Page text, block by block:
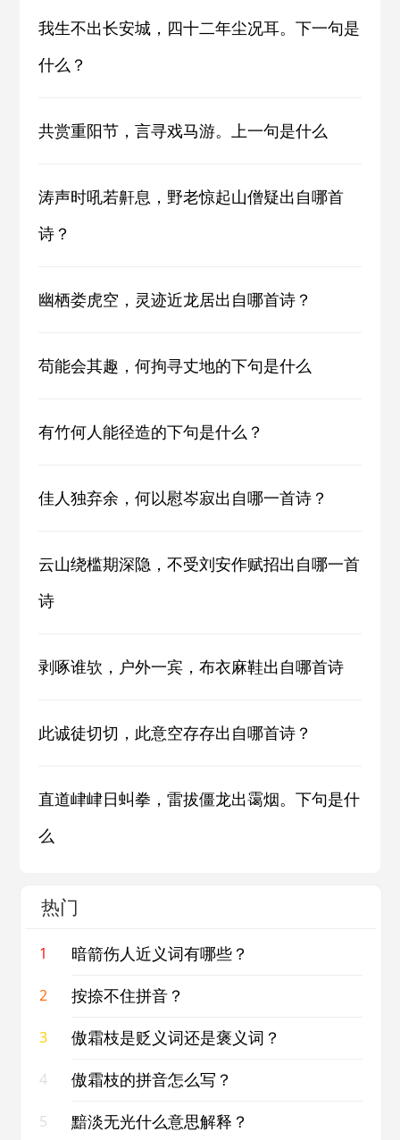
我生不出长安城，四十二年尘况耳。下一句是
什么？
共赏重阳节，言寻戏马游。上一句是什么
涛声时吼若鼾息，野老惊起山僧疑出自哪首
诗？
幽栖娄虎空，灵迹近龙居出自哪首诗？
苟能会其趣，何拘寻丈地的下句是什么
有竹何人能径造的下句是什么？
佳人独弃余，何以慰岑寂出自哪一首诗？
云山绕槛期深隐，不受刘安作赋招出自哪一首
诗
剥啄谁欤，户外一宾，布衣麻鞋出自哪首诗
此诚徒切切，此意空存存出自哪首诗？
直道峍峍日虯拳，雷拔僵龙出霭烟。下句是什
么
热门
1 暗箭伤人近义词有哪些？
2 按捺不住拼音？
3 傲霜枝是贬义词还是褒义词？
4 傲霜枝的拼音怎么写？
5 黯淡无光什么意思解释？